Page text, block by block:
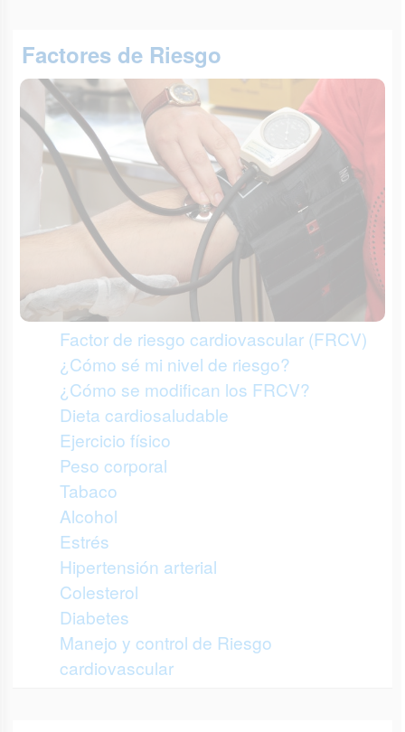
Factores de Riesgo
Factor de riesgo cardiovascular (FRCV)
¿Cómo sé mi nivel de riesgo?
¿Cómo se modifican los FRCV?
Dieta cardiosaludable
Ejercicio físico
Peso corporal
Tabaco
Alcohol
Estrés
Hipertensión arterial
Colesterol
Diabetes
Manejo y control de Riesgo
cardiovascular